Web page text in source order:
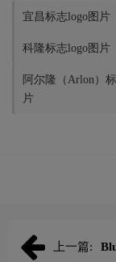
宜昌标志logo图片
科隆标志logo图片
阿尔隆（Arlon）
片
上一篇: